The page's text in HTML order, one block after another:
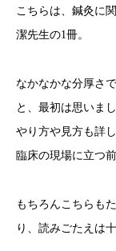
こちらは、鍼灸に
潔先生の1冊。
なかなかな分厚さ
と、最初は思いま
やり方や見方も詳
臨床の現場に立つ
もちろんこちらも
り、読みごたえは十